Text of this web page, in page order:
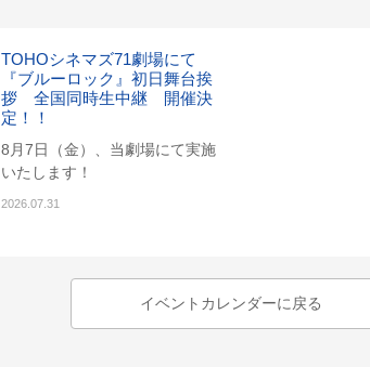
TOHOシネマズ71劇場にて
『ブルーロック』初日舞台挨
拶 全国同時生中継 開催決
定！！
8月7日（金）、当劇場にて実施
いたします！
2026.07.31
イベントカレンダーに戻る